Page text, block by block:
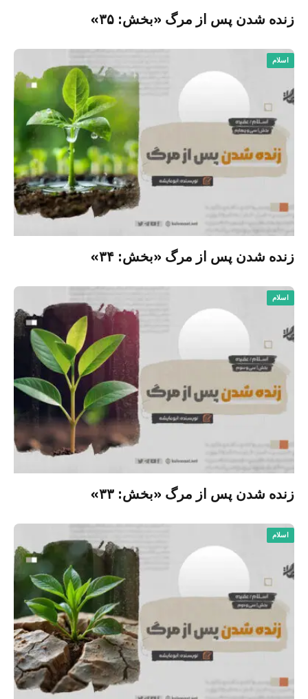
زنده شدن پس از مرگ «بخش: ۳۵»
اسلام
زنده شدن پس از مرگ «بخش: ۳۴»
اسلام
زنده شدن پس از مرگ «بخش: ۳۳»
اسلام